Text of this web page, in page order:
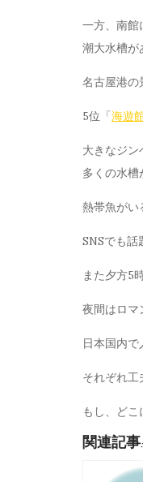
一方、南館
潮大水槽が
名古屋港の
5位「海遊
大きなジ
多くの水槽
熱帯魚がい
SNSでも話
また夕方5
夜間はロマ
日本国内で
それぞれ工
もし、どこ
関連記事: